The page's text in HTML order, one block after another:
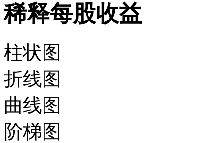
稀释每股收益
柱状图
折线图
曲线图
阶梯图